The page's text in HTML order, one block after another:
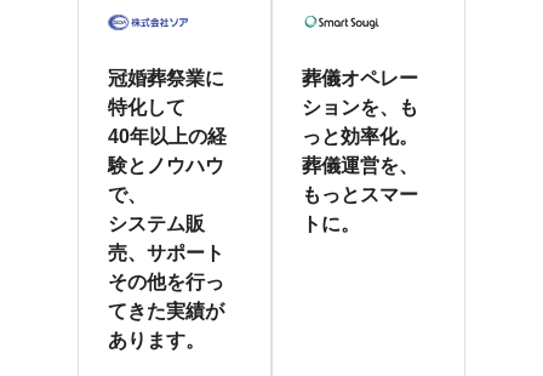
冠婚葬祭業に
特化して
40年以上の経
験とノウハウ
で、
システム販
売、サポート
その他を行っ
てきた実績が
あります。
葬儀オペレー
ションを、も
っと効率化。
葬儀運営を、
もっとスマー
トに。